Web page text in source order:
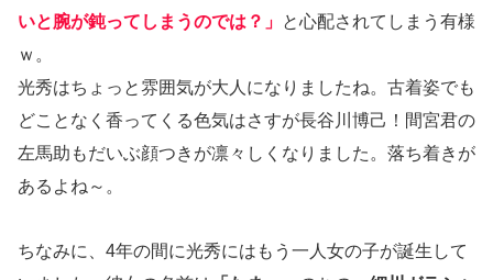
いと腕が鈍ってしまうのでは？」 と心配されてしまう有様
ｗ。
光秀はちょっと雰囲気が大人になりましたね。古着姿でも
どことなく香ってくる色気はさすが長谷川博己！間宮君の
左馬助もだいぶ顔つきが凛々しくなりました。落ち着きが
あるよね～。
ちなみに、4年の間に光秀にはもう一人女の子が誕生して